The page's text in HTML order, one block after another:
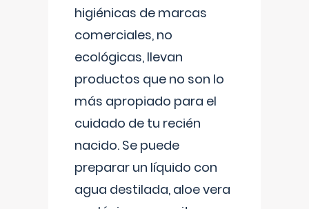
higiénicas de marcas
comerciales, no
ecológicas, llevan
productos que no son lo
más apropiado para el
cuidado de tu recién
nacido. Se puede
preparar un líquido con
agua destilada, aloe vera